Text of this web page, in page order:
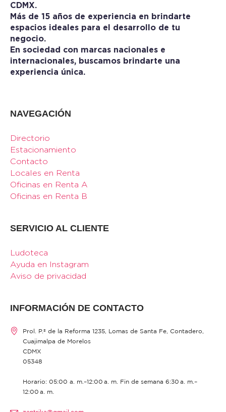
CDMX.
Más de 15 años de experiencia en brindarte
espacios ideales para el desarrollo de tu
negocio.
En sociedad con marcas nacionales e
internacionales, buscamos brindarte una
experiencia única.
NAVEGACIÓN
Directorio
Estacionamiento
Contacto
Locales en Renta
Oficinas en Renta A
Oficinas en Renta B
SERVICIO AL CLIENTE
Ludoteca
Ayuda en Instagram
Aviso de privacidad
INFORMACIÓN DE CONTACTO
Prol. P.º de la Reforma 1235, Lomas de Santa Fe, Contadero,
Cuajimalpa de Morelos
CDMX
05348
Horario: 05:00 a. m.–12:00 a. m. Fin de semana 6:30 a. m.–
12:00 a. m.